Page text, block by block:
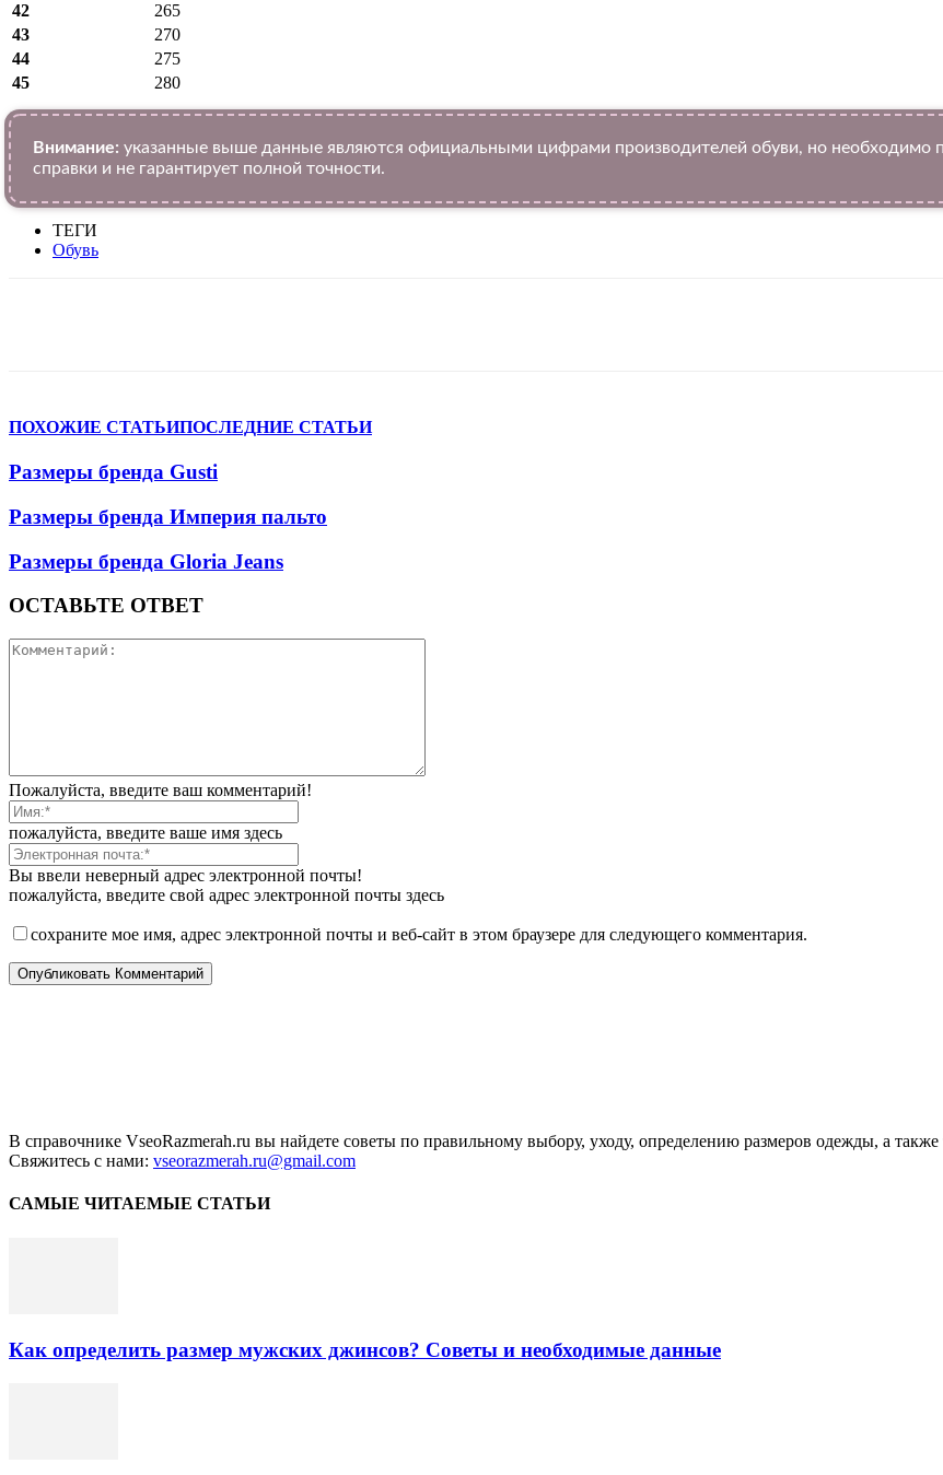
42
265
43
270
44
275
45
280
Внимание: указанные выше данные являются официальными цифрами производителей обуви, но необходимо
справки и не гарантирует полной точности.
ТЕГИ
Обувь
ПОХОЖИЕ СТАТЬИПОСЛЕДНИЕ СТАТЬИ
Размеры бренда Gusti
Размеры бренда Империя пальто
Размеры бренда Gloria Jeans
ОСТАВЬТЕ ОТВЕТ
Пожалуйста, введите ваш комментарий!
пожалуйста, введите ваше имя здесь
Вы ввели неверный адрес электронной почты!
пожалуйста, введите свой адрес электронной почты здесь
сохраните мое имя, адрес электронной почты и веб-сайт в этом браузере для следующего комментария.
В справочнике VseoRazmerah.ru вы найдете советы по правильному выбору, уходу, определению размеров одежды, а
Свяжитесь с нами: vseorazmerah.ru@gmail.com
САМЫЕ ЧИТАЕМЫЕ СТАТЬИ
Как определить размер мужских джинсов? Советы и необходимые данные